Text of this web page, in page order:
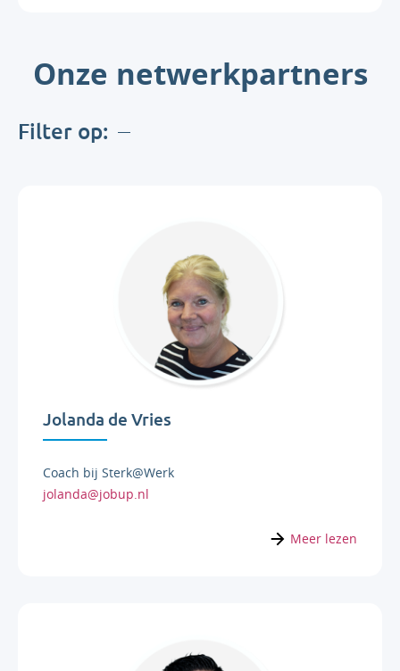
Onze netwerkpartners
Filter op:
Jolanda de Vries
Coach bij Sterk@Werk
jolanda@jobup.nl
Meer lezen